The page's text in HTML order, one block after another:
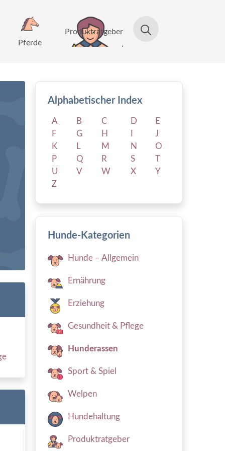
Pferde
Produktratgeber
Alphabetischer Index
A B C D
E
F
G H
J
K
L M N
O
P
Q R S
T
U
V W X
Y
Z
Hunde-Kategorien
Hunde – Allgemein
Ernährung
Erziehung
Gesundheit & Pflege
Hunderassen
Sport & Spiel
Welpen
Hundehaltung
Produktratgeber